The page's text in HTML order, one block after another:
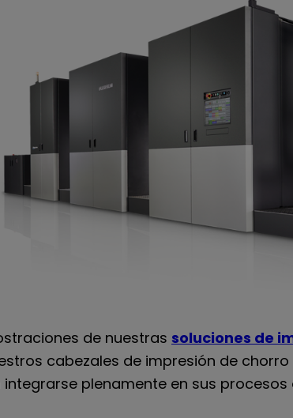
de nuestras soluciones de
cabezales de impresión de
plenamente en sus